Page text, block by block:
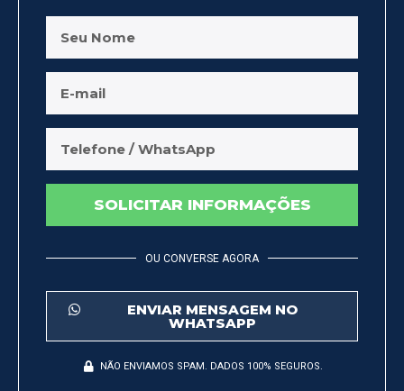
SOLICITAR INFORMAÇÕES
OU CONVERSE AGORA
ENVIAR MENSAGEM NO
WHATSAPP
NÃO ENVIAMOS SPAM. DADOS 100% SEGUROS.